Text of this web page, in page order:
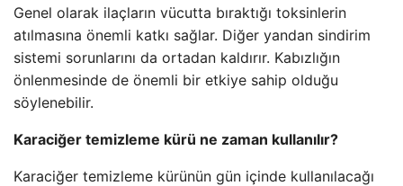
Genel olarak ilaçların vücutta bıraktığı toksinlerin
atılmasına önemli katkı sağlar. Diğer yandan sindirim
sistemi sorunlarını da ortadan kaldırır. Kabızlığın
önlenmesinde de önemli bir etkiye sahip olduğu
söylenebilir.
Karaciğer temizleme kürü ne zaman kullanılır?
Karaciğer temizleme kürünün gün içinde kullanılacağı